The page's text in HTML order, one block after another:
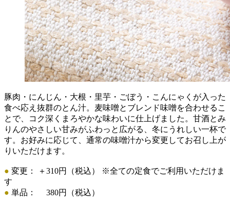
豚肉・にんじん・大根・里芋・ごぼう・こんにゃくが入った
食べ応え抜群のとん汁。麦味噌とブレンド味噌を合わせるこ
とで、コク深くまろやかな味わいに仕上げました。甘酒とみ
りんのやさしい甘みがふわっと広がる、冬にうれしい一杯で
す。お好みに応じて、通常の味噌汁から変更してお召し上が
りいただけます。
● 変更： ＋310円（税込） ※全ての定食でご利用いただけま
す
● 単品： 380円（税込）